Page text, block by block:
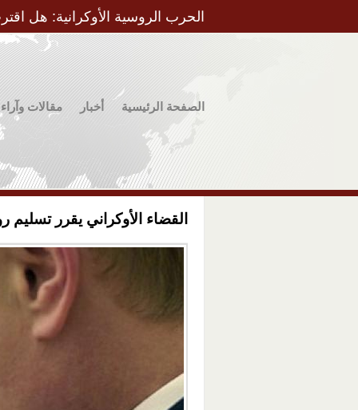
الحرب الروسية الأوكرانية: هل
الصفحة الرئيسية أخبار مقالات وآراء
القضاء الأوكراني يقرر تسليم